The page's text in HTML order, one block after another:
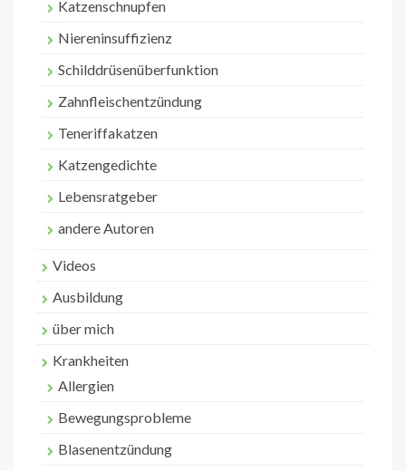
Katzenschnupfen
Niereninsuffizienz
Schilddrüsenüberfunktion
Zahnfleischentzündung
Teneriffakatzen
Katzengedichte
Lebensratgeber
andere Autoren
Videos
Ausbildung
über mich
Krankheiten
Allergien
Bewegungsprobleme
Blasenentzündung